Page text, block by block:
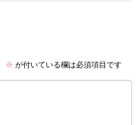
※ が付いている欄は必須項目です